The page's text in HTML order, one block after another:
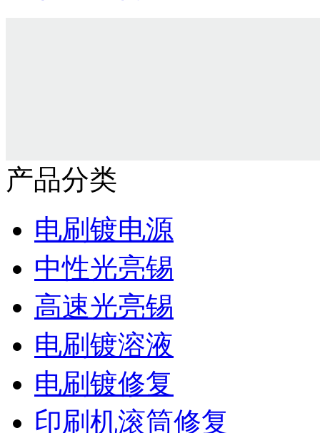
产品分类
电刷镀电源
中性光亮锡
高速光亮锡
电刷镀溶液
电刷镀修复
印刷机滚筒修复